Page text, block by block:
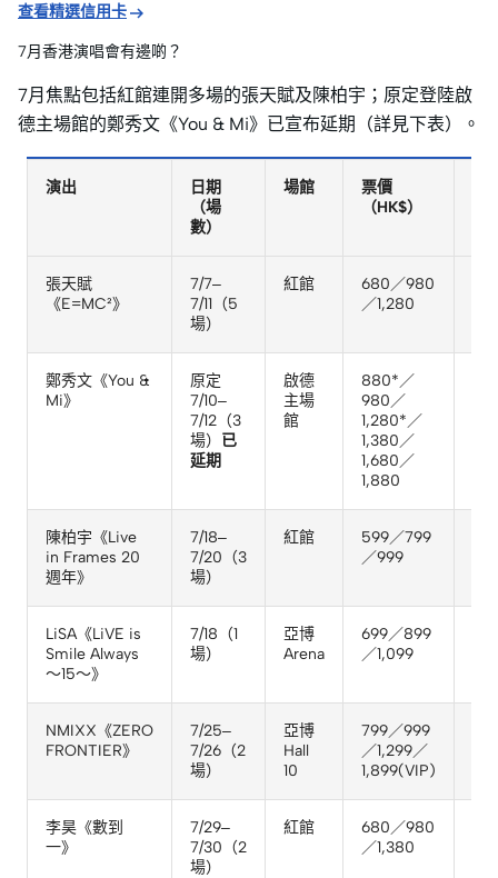
查看精選信用卡
7月香港演唱會有邊啲？
7月焦點包括紅館連開多場的張天賦及陳柏宇；原定登陸啟
德主場館的鄭秀文《You & Mi》已宣布延期（詳見下表）。
演出
日期
（場
數）
場館
票價
（HK$）
張天賦
《E=MC²》
7/7–
7/11（5
場）
紅館
680／980
／1,280
鄭秀文《You &
Mi》
原定
7/10–
7/12（3
場） 已
延期
啟德
主場
館
880*／
980／
1,280*／
1,380／
1,680／
1,880
陳柏宇《Live
in Frames 20
週年》
7/18–
7/20（3
場）
紅館
599／799
／999
LiSA《LiVE is
Smile Always
～15～》
7/18（1
場）
亞博
Arena
699／899
／1,099
NMIXX《ZERO
FRONTIER》
7/25–
7/26（2
場）
亞博
Hall
10
799／999
／1,299／
1,899(VIP)
李昊《數到
一》
7/29–
7/30（2
場）
紅館
680／980
／1,380